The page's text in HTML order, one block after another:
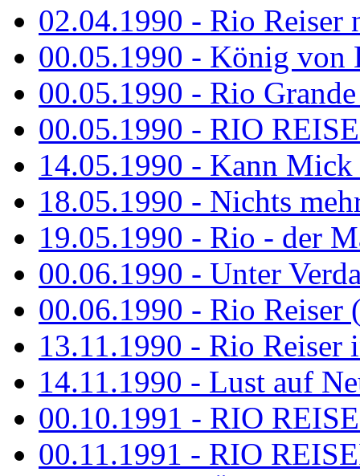
02.04.1990 - Rio
00.05.1990 - König von
00.05.1990 - Rio
00.05.1990 - RIO
14.05.1990 - Kann Mick
18.05.1990 - Nichts
19.05.1990 - Rio - der
00.06.1990 - Unter
00.06.1990 - Rio Reiser
13.11.1990 - Rio Reiser
14.11.1990 - Lust auf
00.10.1991 - RIO
00.11.1991 - RIO